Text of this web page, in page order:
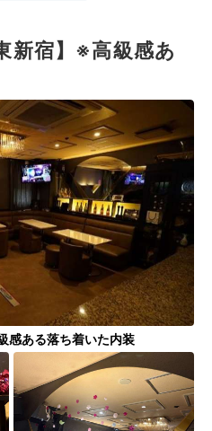
新宿】※高級感あ
感ある落ち着いた内装